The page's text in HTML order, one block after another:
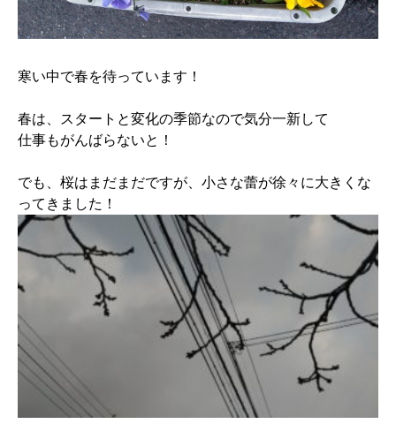
寒い中で春を待っています！
春は、スタートと変化の季節なので気分一新して
仕事もがんばらないと！
でも、桜はまだまだですが、小さな蕾が徐々に大きくな
ってきました！